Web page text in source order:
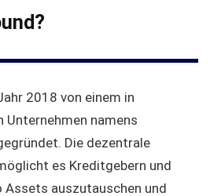
2018 von einem in
Unternehmen namens
Die dezentrale
es Kreditgebern und
Assets auszutauschen und